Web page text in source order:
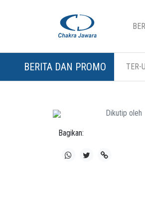
BERITA DAN PROMO TER-
Dikutip oleh
Bagikan: